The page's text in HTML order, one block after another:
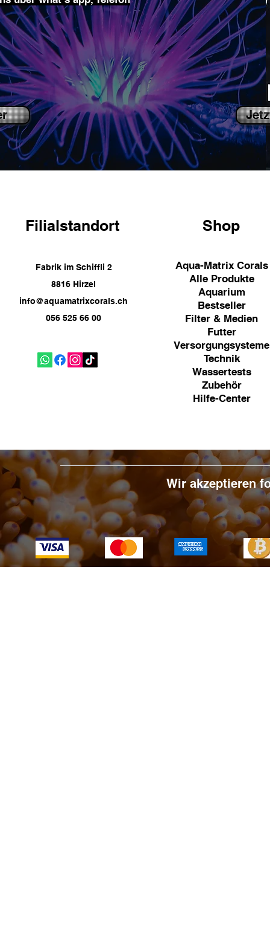
Filialstandort
Fabrik im Schiffli 2
8816 Hirzel
info@aquamatrixcorals.ch
056 525 66 00
Shop
Aqua-Matrix Corals
Alle Produkte
Aquarium
Bestseller
Filter & Medien
Futter
Versorgungsysteme
Technik
Wassertests
Zubehör
Hilfe-Center
Wir akzeptieren